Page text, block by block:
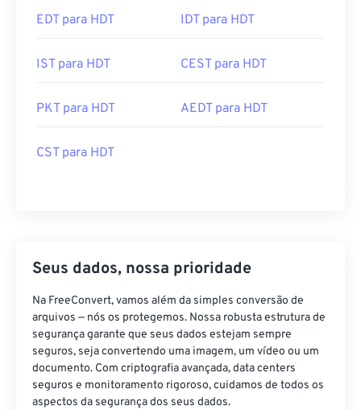
EDT para HDT IDT para HDT
IST para HDT CEST para HDT
PKT para HDT AEDT para HDT
CST para HDT
Seus dados, nossa prioridade
Na FreeConvert, vamos além da simples conversão de
arquivos — nós os protegemos. Nossa robusta estrutura de
segurança garante que seus dados estejam sempre
seguros, seja convertendo uma imagem, um vídeo ou um
documento. Com criptografia avançada, data centers
seguros e monitoramento rigoroso, cuidamos de todos os
aspectos da segurança dos seus dados.